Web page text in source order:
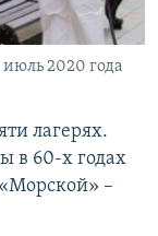
2020 года
лагерях.
в 60-х годах
–